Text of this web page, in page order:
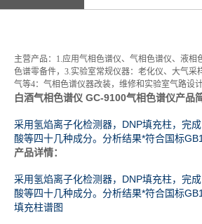
主营产品：1.应用气相色谱仪、气相色谱仪、液
色谱零备件，3.实验室常规仪器：老化仪、大气
气等4：气相色谱仪器改装，维修和实验室气路设
白酒气相色谱仪 GC-9100气相色谱仪产品简
采用氢焰离子化检测器，DNP填充柱，完
酸等四十几种成分。分析结果*符合国标
产品详情：
采用氢焰离子化检测器，DNP填充柱，完
酸等四十几种成分。分析结果*符合国标
填充柱谱图